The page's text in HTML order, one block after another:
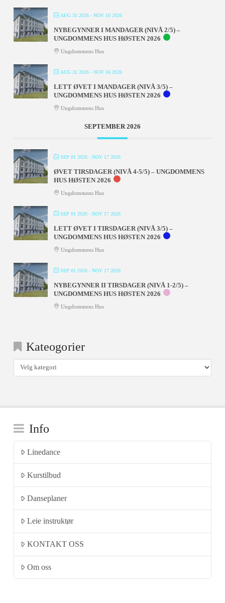
AUG 31 2026- NOV 16 2026
NYBEGYNNER I MANDAGER (NIVÅ 2/5) –
UNGDOMMENS HUS HØSTEN 2026
Ungdommens Hus
AUG 31 2026- NOV 16 2026
LETT ØVET I MANDAGER (NIVÅ 3/5) –
UNGDOMMENS HUS HØSTEN 2026
Ungdommens Hus
SEPTEMBER 2026
SEP 01 2026- NOV 17 2026
ØVET TIRSDAGER (NIVÅ 4-5/5) – UNGDOMMENS
HUS HØSTEN 2026
Ungdommens Hus
SEP 01 2026- NOV 17 2026
LETT ØVET I TIRSDAGER (NIVÅ 3/5) –
UNGDOMMENS HUS HØSTEN 2026
Ungdommens Hus
SEP 01 2026- NOV 17 2026
NYBEGYNNER II TIRSDAGER (NIVÅ 1-2/5) –
UNGDOMMENS HUS HØSTEN 2026
Ungdommens Hus
Kateogorier
Kateogorier
Info
Linedance
Kurstilbud
Danseplaner
Leie instruktør
KONTAKT OSS
Om oss